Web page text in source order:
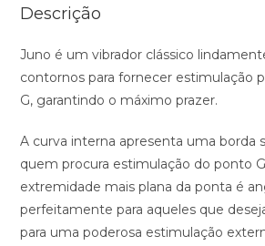
Descrição
Juno é um vibrador clássico
contornos para fornecer estimulação
G, garantindo o máximo prazer.
A curva interna apresenta uma borda
quem procura estimulação do ponto
extremidade mais plana da ponta é
perfeitamente para aqueles que
para uma poderosa estimulação